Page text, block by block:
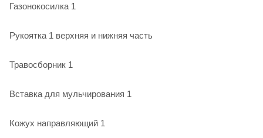
Газонокосилка 1
Рукоятка 1 верхняя и нижняя часть
Травосборник 1
Вставка для мульчирования 1
Кожух направляющий 1